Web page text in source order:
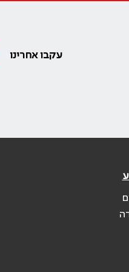
עקבו אחרינו